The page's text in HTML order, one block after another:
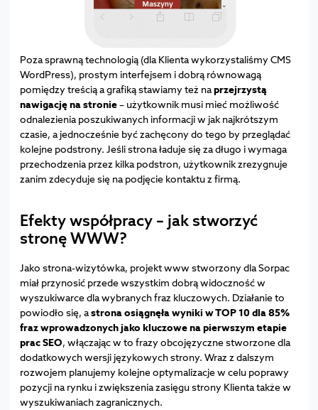
Poza sprawną technologią (dla Klienta wykorzystaliśmy CMS
WordPress), prostym interfejsem i dobrą równowagą
pomiędzy treścią a grafiką stawiamy też naprzejrzystą
nawigację na stronie– użytkownik musi mieć możliwość
odnalezienia poszukiwanych informacji w jak najkrótszym
czasie, a jednocześnie być zachęcony do tego by przeglądać
kolejne podstrony. Jeśli strona ładuje się za długo i wymaga
przechodzenia przez kilka podstron, użytkownik zrezygnuje
zanim zdecyduje się na podjęcie kontaktu z firmą.
Efekty współpracy – jak stworzyć
stronę WWW?
Jako strona-wizytówka, projekt www stworzony dla Sorpac
miał przynosić przede wszystkim dobrą widoczność w
wyszukiwarce dla wybranych fraz kluczowych. Działanie to
powiodło się, astrona osiągnęła wyniki w TOP 10 dla 85%
fraz wprowadzonych jako kluczowe na pierwszym etapie
prac SEO, włączając w to frazy obcojęzyczne stworzone dla
dodatkowych wersji językowych strony. Wraz z dalszym
rozwojem planujemy kolejne optymalizacje w celu poprawy
pozycji na rynku i zwiększenia zasięgu strony Klienta także w
wyszukiwaniach zagranicznych.